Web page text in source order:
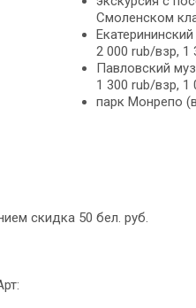
Смоленском
2 000 rub/взр, 1
Павловский
1 300 rub/взр,
парк Монрепо
скидка 50 бел. руб.